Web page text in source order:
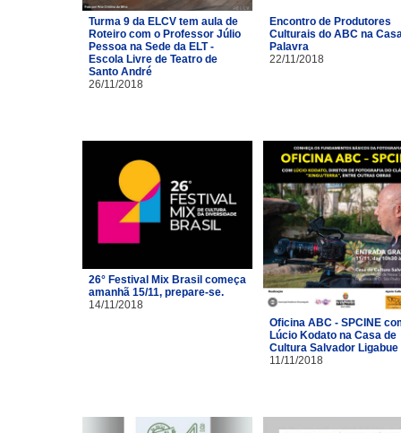
Turma 9 da ELCV tem aula de
Roteiro com o Professor Júlio
Pessoa na Sede da ELT -
Escola Livre de Teatro de
Santo André
26/11/2018
Encontro de Produtores
Culturais do ABC na
Palavra
22/11/2018
26° Festival Mix Brasil começa
amanhã 15/11, prepare-se.
14/11/2018
Oficina ABC - SPCINE
Lúcio Kodato na Casa de
Cultura Salvador Ligabue
11/11/2018